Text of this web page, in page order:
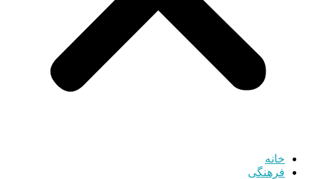
خانه
فرهنگی